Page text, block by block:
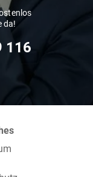
da!
116